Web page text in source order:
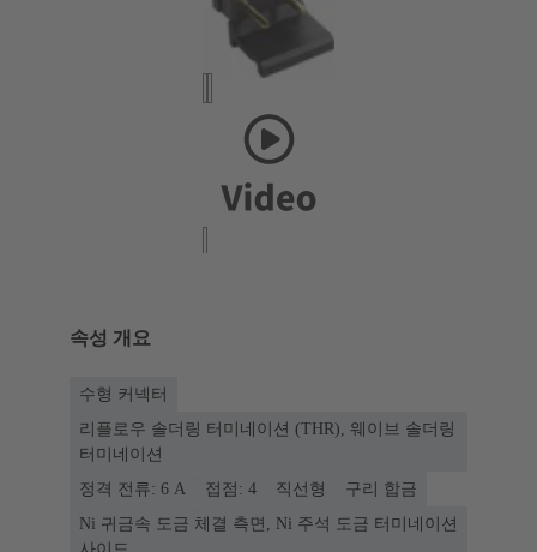
속성 개요
수형 커넥터
리플로우 솔더링 터미네이션 (THR), 웨이브 솔더링
터미네이션
정격 전류: ‌6 A
접점: 4 직선형
구리 합금
Ni 귀금속 도금 체결 측면, Ni 주석 도금 터미네이션